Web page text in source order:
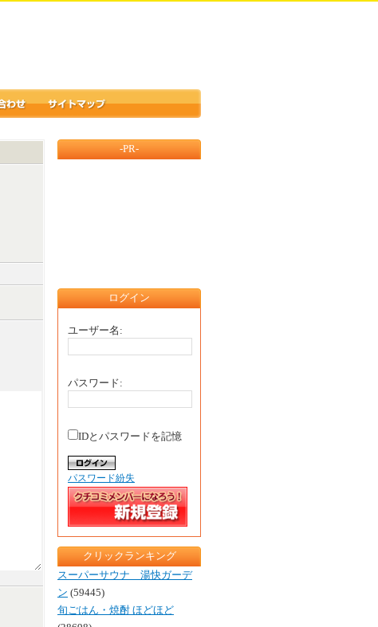
-PR-
ログイン
ユーザー名:
パスワード:
IDとパスワードを記憶
パスワード紛失
クリックランキング
スーパーサウナ 湯快ガーデ
ン (59445)
旬ごはん・焼酎 ほどほど